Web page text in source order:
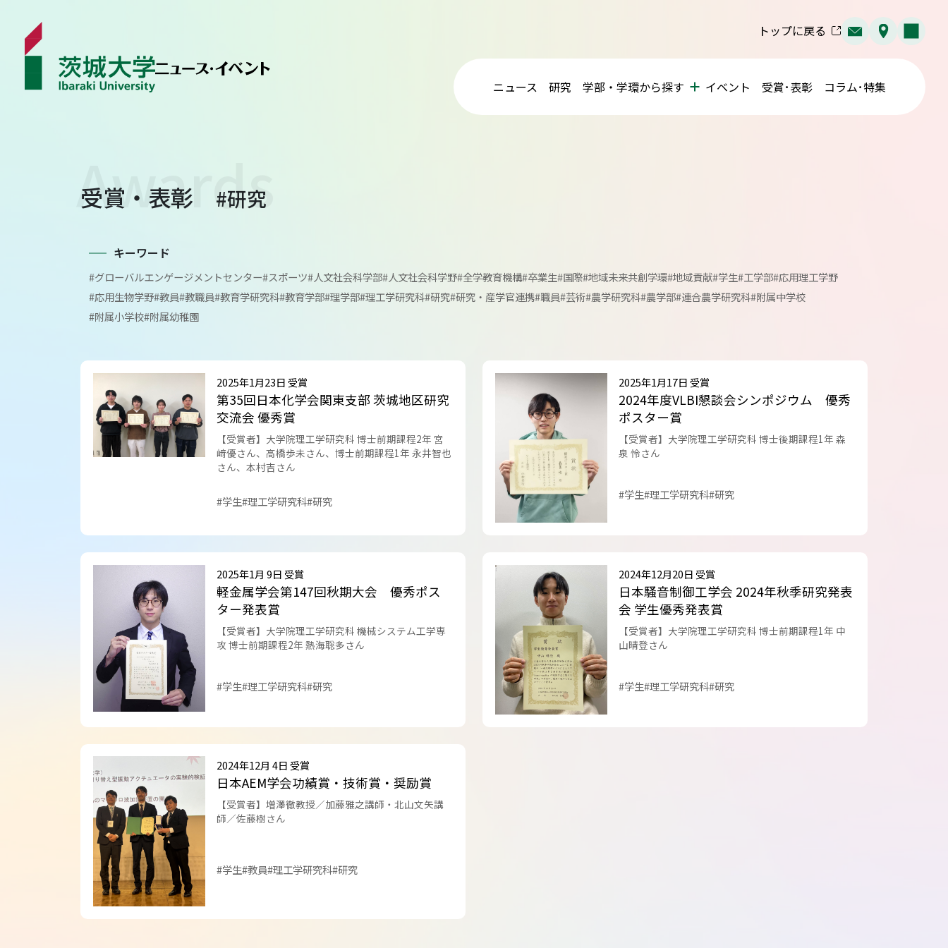
カテゴリから探す
学生ライター
イベント
受賞･表彰
トップに戻る
トップに戻る
ニュース 研究 学部・学環から探す イベント 受賞･表彰 コラム･特集
受賞・表彰 #研究
キーワード
#グローバルエンゲージメントセンター#スポーツ#人文社会科学部#人文社会科学野#全学教育機構#卒業生#国際#地域未来共創学環#地域貢献#学生#工学部#応用理工学野
#応用生物学野#教員#教職員#教育学研究科#教育学部#理学部#理工学研究科#研究#研究・産学官連携#職員#芸術#農学研究科#農学部#連合農学研究科#附属中学校
#附属小学校#附属幼稚園
2025年1月23日 受賞
第35回日本化学会関東支部 茨城地区研究
交流会 優秀賞
【受賞者】大学院理工学研究科 博士前期課程2年 宮
﨑優さん、高橋歩未さん、博士前期課程1年 永井智也
さん、本村吉さん
#学生#理工学研究科#研究
2025年1月17日 受賞
2024年度VLBI懇談会シンポジウム 優秀
ポスター賞
【受賞者】大学院理工学研究科 博士後期課程1年 森
泉 怜さん
#学生#理工学研究科#研究
2025年1月 9日 受賞
軽金属学会第147回秋期大会 優秀ポス
ター発表賞
【受賞者】大学院理工学研究科 機械システム工学専
攻 博士前期課程2年 熱海聡多さん
#学生#理工学研究科#研究
2024年12月20日 受賞
日本騒音制御工学会 2024年秋季研究発表
会 学生優秀発表賞
【受賞者】大学院理工学研究科 博士前期課程1年 中
山晴登さん
#学生#理工学研究科#研究
2024年12月 4日 受賞
日本AEM学会功績賞・技術賞・奨励賞
【受賞者】増澤徹教授／加藤雅之講師・北山文矢講
師／佐藤樹さん
#学生#教員#理工学研究科#研究